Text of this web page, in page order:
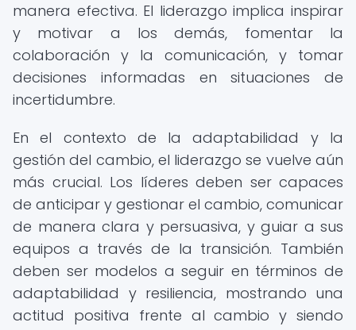
manera efectiva. El liderazgo implica inspirar
y motivar a los demás, fomentar la
colaboración y la comunicación, y tomar
decisiones informadas en situaciones de
incertidumbre.
En el contexto de la adaptabilidad y la
gestión del cambio, el liderazgo se vuelve aún
más crucial. Los líderes deben ser capaces
de anticipar y gestionar el cambio, comunicar
de manera clara y persuasiva, y guiar a sus
equipos a través de la transición. También
deben ser modelos a seguir en términos de
adaptabilidad y resiliencia, mostrando una
actitud positiva frente al cambio y siendo